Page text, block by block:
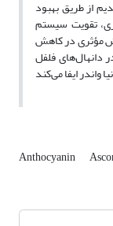
از طریق بهبود
تقویت سیستم
مؤثری در کاهش
دانهال‌های فلفل
Anthocyanin